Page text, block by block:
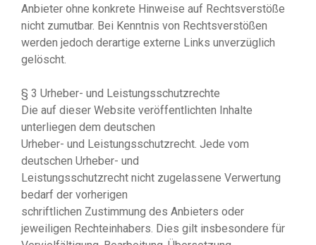
Anbieter ohne konkrete Hinweise auf Rechtsverstöße
nicht zumutbar. Bei Kenntnis von Rechtsverstößen
werden jedoch derartige externe Links unverzüglich
gelöscht.
§ 3 Urheber- und Leistungsschutzrechte
Die auf dieser Website veröffentlichten Inhalte
unterliegen dem deutschen
Urheber- und Leistungsschutzrecht. Jede vom
deutschen Urheber- und
Leistungsschutzrecht nicht zugelassene Verwertung
bedarf der vorherigen
schriftlichen Zustimmung des Anbieters oder
jeweiligen Rechteinhabers. Dies gilt insbesondere für